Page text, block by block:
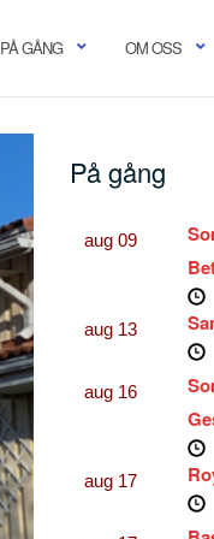
PÅ GÅNG OM OSS
På gång
aug 09
aug 13
aug 16
aug 17